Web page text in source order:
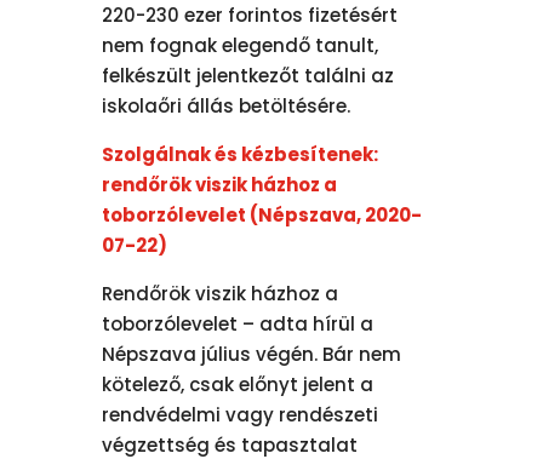
220-230 ezer forintos fizetésért
nem fognak elegendő tanult,
felkészült jelentkezőt találni az
iskolaőri állás betöltésére.
Szolgálnak és kézbesítenek:
rendőrök viszik házhoz a
toborzólevelet (Népszava, 2020-
07-22)
Rendőrök viszik házhoz a
toborzólevelet – adta hírül a
Népszava július végén. Bár nem
kötelező, csak előnyt jelent a
rendvédelmi vagy rendészeti
végzettség és tapasztalat